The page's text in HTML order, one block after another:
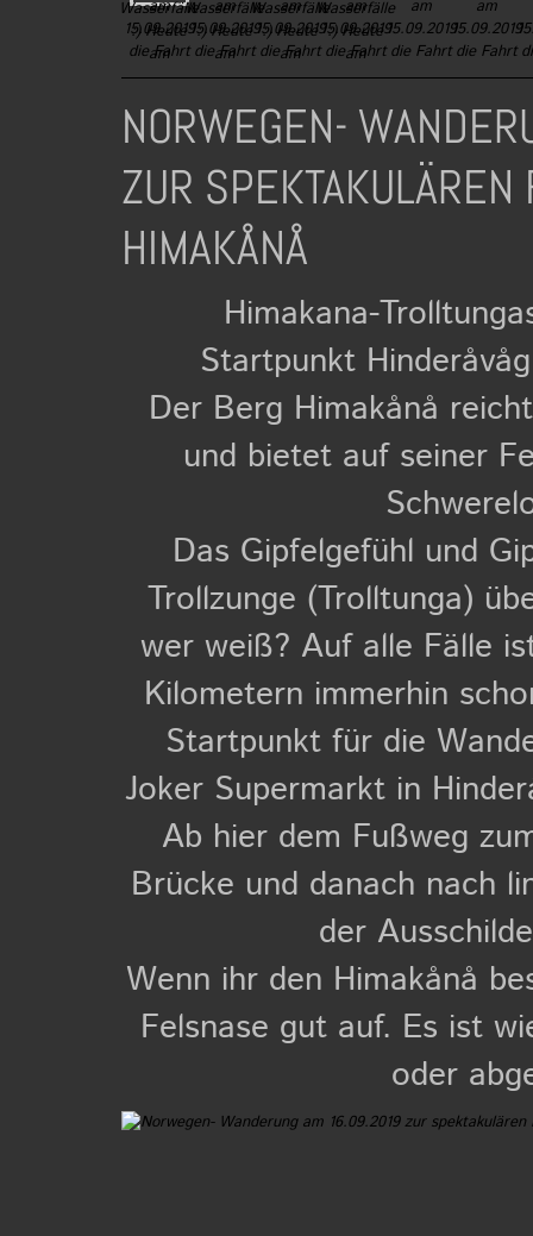
NORWEGEN-
ZUR SPEKTAKULÄREN
HIMAKÅNÅ
Himakana-
Startpunkt
Der Berg Himakånå
und bietet auf seiner
Das Gipfelgefühl und
Trollzunge (Trolltunga)
wer weiß? Auf alle Fälle
Kilometern immerhin
Startpunkt für die
Joker Supermarkt in
Ab hier dem Fußweg
Brücke und danach nach
der
Wenn ihr den Himakånå
Felsnase gut auf. Es ist
oder